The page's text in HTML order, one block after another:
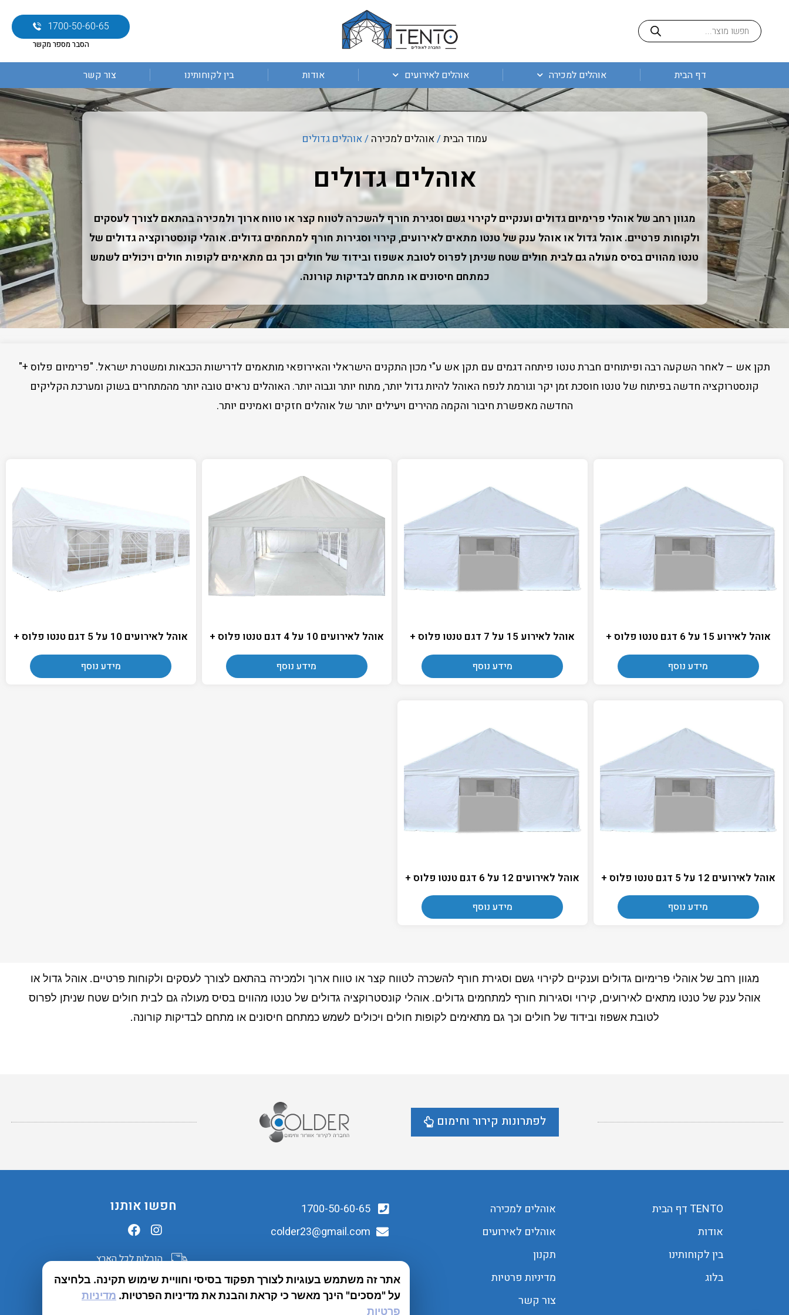
Products
search
1700-50-60-65
הסבר מספר מקשר
דף הבית אוהלים למכירה אוהלים לאירועים אודות בין לקוחותינו צור קשר
עמוד הבית/אוהלים למכירה / אוהלים גדולים
אוהלים גדולים
מגוון רחב של אוהלי פרימיום גדולים וענקיים לקירוי גשם וסגירת חורף להשכרה לטווח קצר או טווח ארוך ולמכירה בהתאם לצורך לעסקים
ולקוחות פרטיים. אוהל גדול או אוהל ענק של טנטו מתאים לאירועים, קירוי וסגירות חורף למתחמים גדולים. אוהלי קונסטרוקציה גדולים של
טנטו מהווים בסיס מעולה גם לבית חולים שטח שניתן לפרוס לטובת אשפוז ובידוד של חולים וכך גם מתאימים לקופות חולים ויכולים לשמש
כמתחם חיסונים או מתחם לבדיקות קורונה.
תקן אש – לאחר השקעה רבה ופיתוחים חברת טנטו פיתחה דגמים עם תקן אש ע"י מכון התקנים הישראלי והאירופאי מותאמים לדרישות הכבאות ומשטרת ישראל. "פרימיום פלוס +"
קונסטרוקציה חדשה בפיתוח של טנטו חוסכת זמן יקר וגורמת לנפח האוהל להיות גדול יותר, מתוח יותר וגבוה יותר. האוהלים נראים טובה יותר מהמתחרים בשוק ומערכת הקליקים
החדשה מאפשרת חיבור והקמה מהירים ויעילים יותר של אוהלים חזקים ואמינים יותר.
אוהל לאירוע 15 על 6 דגם טנטו פלוס +
מידע נוסף
אוהל לאירוע 15 על 7 דגם טנטו פלוס +
מידע נוסף
אוהל לאירועים 10 על 4 דגם טנטו פלוס +
מידע נוסף
אוהל לאירועים 10 על 5 דגם טנטו פלוס +
מידע נוסף
אוהל לאירועים 12 על 5 דגם טנטו פלוס +
מידע נוסף
אוהל לאירועים 12 על 6 דגם טנטו פלוס +
מידע נוסף
מגוון רחב של אוהלי פרימיום גדולים וענקיים לקירוי גשם וסגירת חורף להשכרה לטווח קצר או טווח ארוך ולמכירה בהתאם לצורך לעסקים ולקוחות פרטיים. אוהל גדול או
אוהל ענק של טנטו מתאים לאירועים, קירוי וסגירות חורף למתחמים גדולים. אוהלי קונסטרוקציה גדולים של טנטו מהווים בסיס מעולה גם לבית חולים שטח שניתן לפרוס
לטובת אשפוז ובידוד של חולים וכך גם מתאימים לקופות חולים ויכולים לשמש כמתחם חיסונים או מתחם לבדיקות קורונה.
לפתרונות קירור וחימום
TENTO דף הבית
אודות
בין לקוחותינו
בלוג
אוהלים למכירה
אוהלים לאירועים
תקנון
מדיניות פרטיות
צור קשר
1700-50-60-65
colder23@gmail.com
חפשו אותנו
הובלות לכל הארץ
שירות יבואן
אתר זה משתמש בעוגיות לצורך תפקוד בסיסי וחוויית שימוש תקינה. בלחיצה
על "מסכים" הינך מאשר כי קראת והבנת את מדיניות הפרטיות. מדיניות
פרטיות